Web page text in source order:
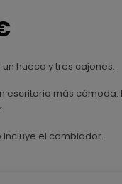
hueco y tres cajones.
escritorio más cómoda.
incluye el cambiador.